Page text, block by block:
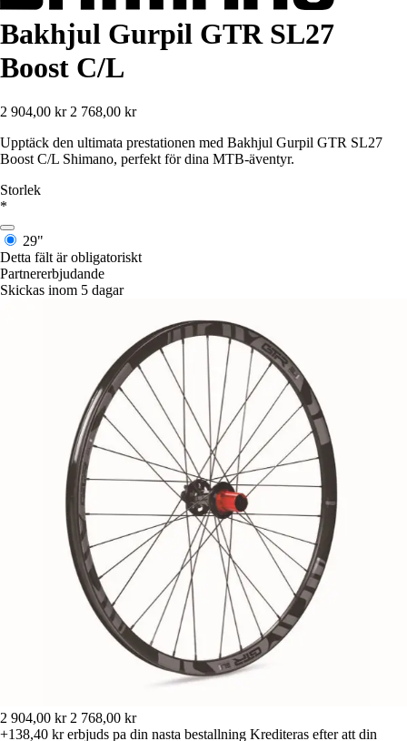
Bakhjul Gurpil GTR SL27
Boost C/L
2 904,00 kr 2 768,00 kr
Upptäck den ultimata prestationen med Bakhjul Gurpil GTR SL27
Boost C/L Shimano, perfekt för dina MTB-äventyr.
Storlek
*
29"
Detta fält är obligatoriskt
Partnererbjudande
Skickas inom 5 dagar
2 904,00 kr 2 768,00 kr
+138,40 krerbjuds pa din nasta bestallning Krediteras efter att din